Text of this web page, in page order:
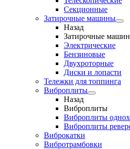
Секционные
Затирочные машины
Назад
Затирочные
Электрические
Бензиновые
Двухроторные
Диски и лопасти
Тележки для топпинга
Виброплиты
Назад
Виброплиты
Виброплиты
Виброплиты
Виброкатки
Вибротрамбовки